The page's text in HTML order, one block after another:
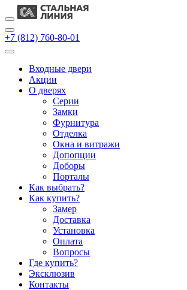
+7 (812) 760-80-01
Входные двери
Акции
О дверях
Cерии
Замки
Фурнитура
Отделка
Окна и витражи
Допопции
Доборы
Порталы
Как выбрать?
Как купить?
Замер
Доставка
Установка
Оплата
Вопросы
Где купить?
Эксклюзив
Контакты